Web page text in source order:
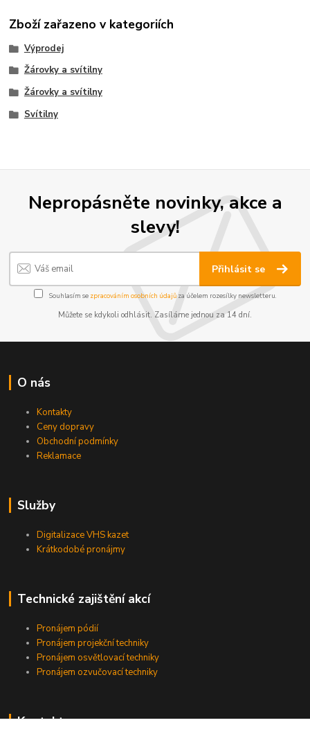
Zboží zařazeno v kategoriích
Výprodej
Žárovky a svítilny
Žárovky a svítilny
Svítilny
Nepropásněte novinky, akce a
slevy!
Přihlásit se
Souhlasím se zpracováním osobních údajůza účelem rozesílky newsletteru.
Můžete se kdykoli odhlásit. Zasíláme jednou za 14 dní.
O nás
Kontakty
Ceny dopravy
Obchodní podmínky
Reklamace
Služby
Digitalizace VHS kazet
Krátkodobé pronájmy
Technické zajištění akcí
Pronájem pódií
Pronájem projekční techniky
Pronájem osvětlovací techniky
Pronájem ozvučovací techniky
Kontakty